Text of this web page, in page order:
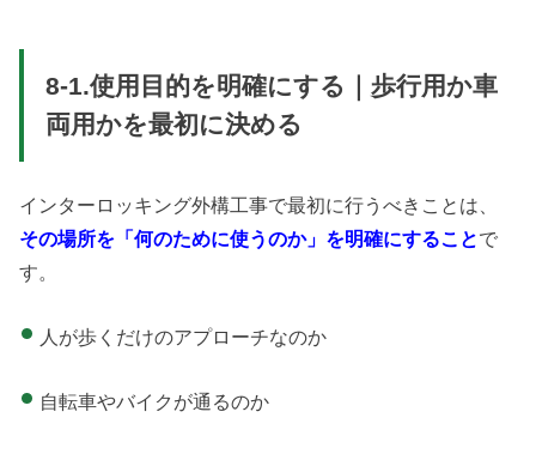
8-1.使用目的を明確にする｜歩行用か車
両用かを最初に決める
インターロッキング外構工事で最初に行うべきことは、
その場所を「何のために使うのか」を明確にすることで
す。
人が歩くだけのアプローチなのか
自転車やバイクが通るのか